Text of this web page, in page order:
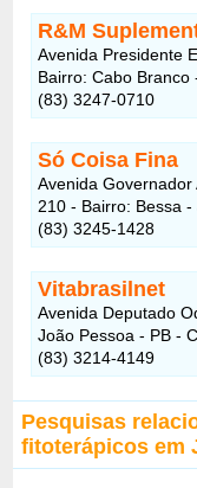
R&M
Avenida Presidente
Bairro: Cabo Branco
(83) 3247-0710
Só Coisa Fina
Avenida
210 - Bairro: Bessa
(83) 3245-1428
Vitabrasilnet
Avenida Deputado
João Pessoa - PB -
(83) 3214-4149
Pesquisas
fitoterápicos em